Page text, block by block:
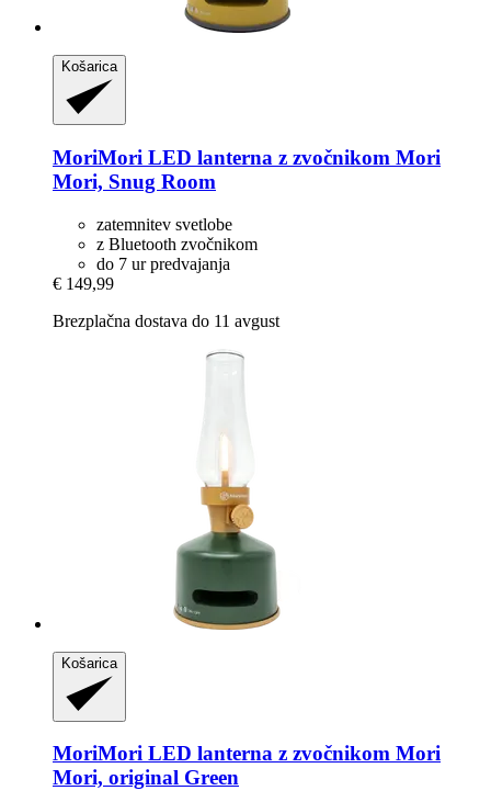
Košarica
MoriMori LED lanterna z zvočnikom Mori
Mori, Snug Room
zatemnitev svetlobe
z Bluetooth zvočnikom
do 7 ur predvajanja
€ 149,99
Brezplačna dostava do 11 avgust
Košarica
MoriMori LED lanterna z zvočnikom Mori
Mori, original Green